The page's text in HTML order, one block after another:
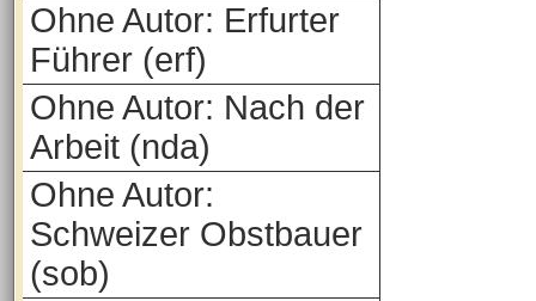
Ohne Autor: Erfurter
Führer (erf)
Ohne Autor: Nach der
Arbeit (nda)
Ohne Autor:
Schweizer Obstbauer
(sob)